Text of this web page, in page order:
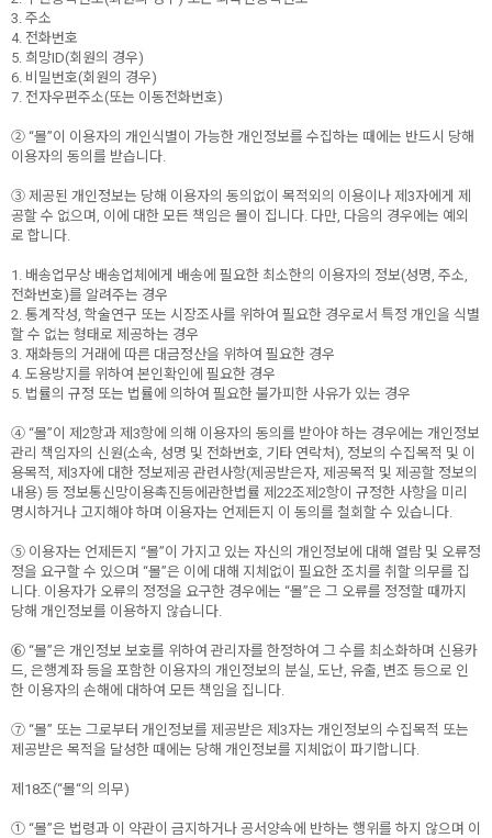
3. 주소
4. 전화번호
5. 희망ID(회원의 경우)
6. 비밀번호(회원의 경우)
7. 전자우편주소(또는 이동전화번호)
② “몰”이 이용자의 개인식별이 가능한 개인정보를 수집하는 때에는 반드시 당해
이용자의 동의를 받습니다.
③ 제공된 개인정보는 당해 이용자의 동의없이 목적외의 이용이나 제3자에게 제
공할 수 없으며, 이에 대한 모든 책임은 몰이 집니다. 다만, 다음의 경우에는 예외
로 합니다.
1. 배송업무상 배송업체에게 배송에 필요한 최소한의 이용자의 정보(성명, 주소,
전화번호)를 알려주는 경우
2. 통계작성, 학술연구 또는 시장조사를 위하여 필요한 경우로서 특정 개인을 식별
할 수 없는 형태로 제공하는 경우
3. 재화등의 거래에 따른 대금정산을 위하여 필요한 경우
4. 도용방지를 위하여 본인확인에 필요한 경우
5. 법률의 규정 또는 법률에 의하여 필요한 불가피한 사유가 있는 경우
④ “몰”이 제2항과 제3항에 의해 이용자의 동의를 받아야 하는 경우에는 개인정보
관리 책임자의 신원(소속, 성명 및 전화번호, 기타 연락처), 정보의 수집목적 및 이
용목적, 제3자에 대한 정보제공 관련사항(제공받은자, 제공목적 및 제공할 정보의
내용) 등 정보통신망이용촉진등에관한법률 제22조제2항이 규정한 사항을 미리
명시하거나 고지해야 하며 이용자는 언제든지 이 동의를 철회할 수 있습니다.
⑤ 이용자는 언제든지 “몰”이 가지고 있는 자신의 개인정보에 대해 열람 및 오류정
정을 요구할 수 있으며 “몰”은 이에 대해 지체없이 필요한 조치를 취할 의무를 집
니다. 이용자가 오류의 정정을 요구한 경우에는 “몰”은 그 오류를 정정할 때까지
당해 개인정보를 이용하지 않습니다.
⑥ “몰”은 개인정보 보호를 위하여 관리자를 한정하여 그 수를 최소화하며 신용카
드, 은행계좌 등을 포함한 이용자의 개인정보의 분실, 도난, 유출, 변조 등으로 인
한 이용자의 손해에 대하여 모든 책임을 집니다.
⑦ “몰” 또는 그로부터 개인정보를 제공받은 제3자는 개인정보의 수집목적 또는
제공받은 목적을 달성한 때에는 당해 개인정보를 지체없이 파기합니다.
제18조(“몰“의 의무)
① “몰”은 법령과 이 약관이 금지하거나 공서양속에 반하는 행위를 하지 않으며 이